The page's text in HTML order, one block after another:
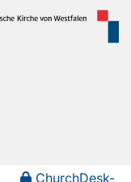
ChurchDesk-